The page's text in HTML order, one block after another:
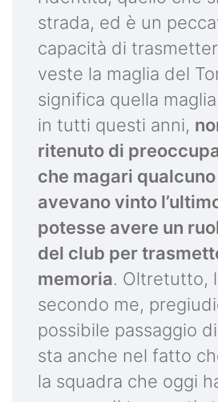
strada, ed è un
capacità di
veste la maglia del
significa quella
in tutti questi anni,
ritenuto di
che magari
avevano vinto
potesse avere un
del club per
memoria. Oltretutto,
secondo me,
possibile passaggio
sta anche nel fatto
la squadra che oggi